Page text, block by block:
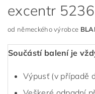
excentr
od německého výrobce
Součástí balení je
Výpusť (v případě